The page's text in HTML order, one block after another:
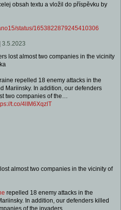
obsah textu a vložil do příspěvku by
status/1653822879245410306
3.5.2023
lost almost two companies in the vicinity
repelled 18 enemy attacks in the
Mariinsky. In addition, our defenders
two companies of the…
t.co/4lIM6XqzlT
almost two companies in the vicinity of
repelled 18 enemy attacks in the
In addition, our defenders killed
of the invaders.